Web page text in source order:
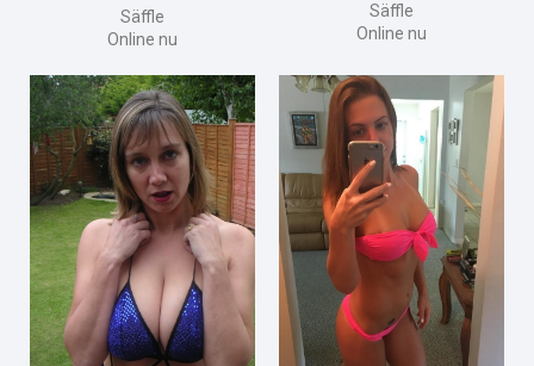
Säffle
Online nu
Säffle
Online nu